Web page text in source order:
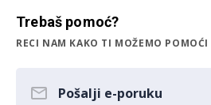
Trebaš pomoć?
RECI NAM KAKO TI MOŽEMO POMOĆI
Pošalji e-poruku